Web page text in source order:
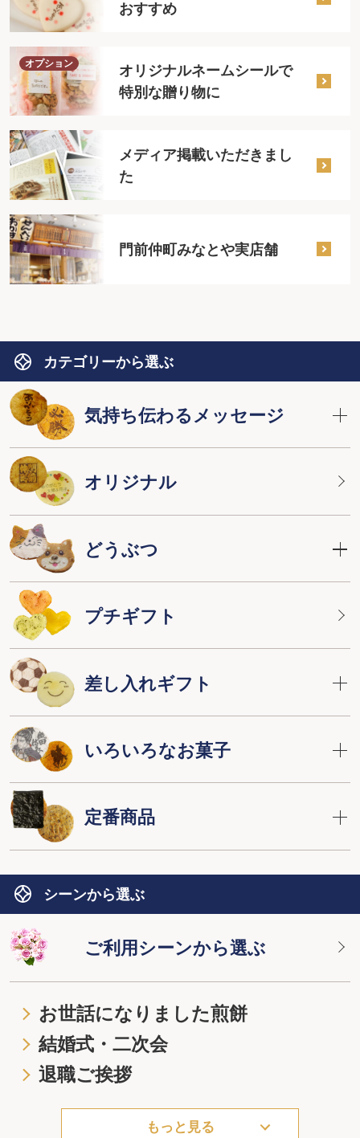
おすすめ
オプション
オリジナルネームシールで
特別な贈り物に
メディア掲載いただきまし
た
門前仲町みなとや実店舗
カテゴリーから選ぶ
気持ち伝わるメッセージ
オリジナル
どうぶつ
プチギフト
差し入れギフト
いろいろなお菓子
定番商品
シーンから選ぶ
ご利用シーンから選ぶ
お世話になりました煎餅
結婚式・二次会
退職ご挨拶
もっと見る